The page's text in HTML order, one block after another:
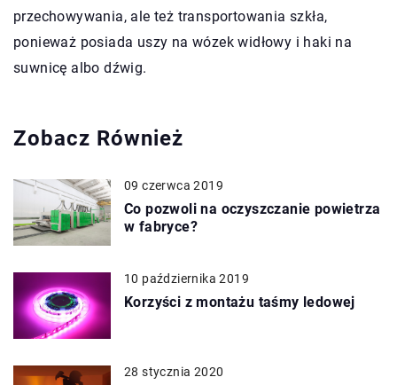
przechowywania, ale też transportowania szkła,
ponieważ posiada uszy na wózek widłowy i haki na
suwnicę albo dźwig.
Zobacz Również
09 czerwca 2019
Co pozwoli na oczyszczanie powietrza
w fabryce?
10 października 2019
Korzyści z montażu taśmy ledowej
28 stycznia 2020